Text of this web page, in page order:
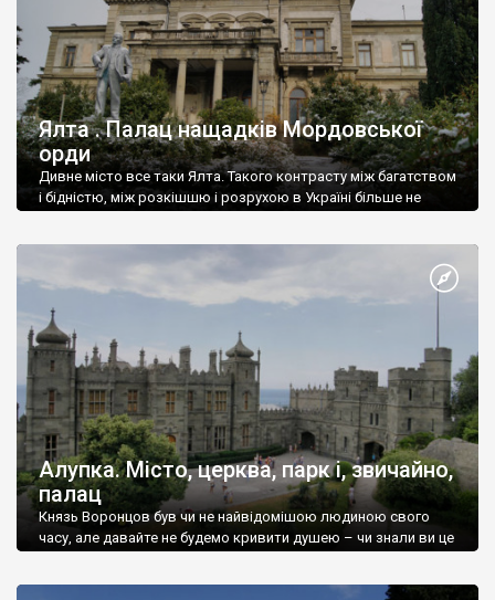
Ялта . Палац нащадків Мордовської
орди
Дивне місто все таки Ялта. Такого контрасту між багатством
і бідністю, між розкішшю і розрухою в Україні більше не
Алупка. Місто, церква, парк і, звичайно,
палац
Князь Воронцов був чи не найвідомішою людиною свого
часу, але давайте не будемо кривити душею – чи знали ви це